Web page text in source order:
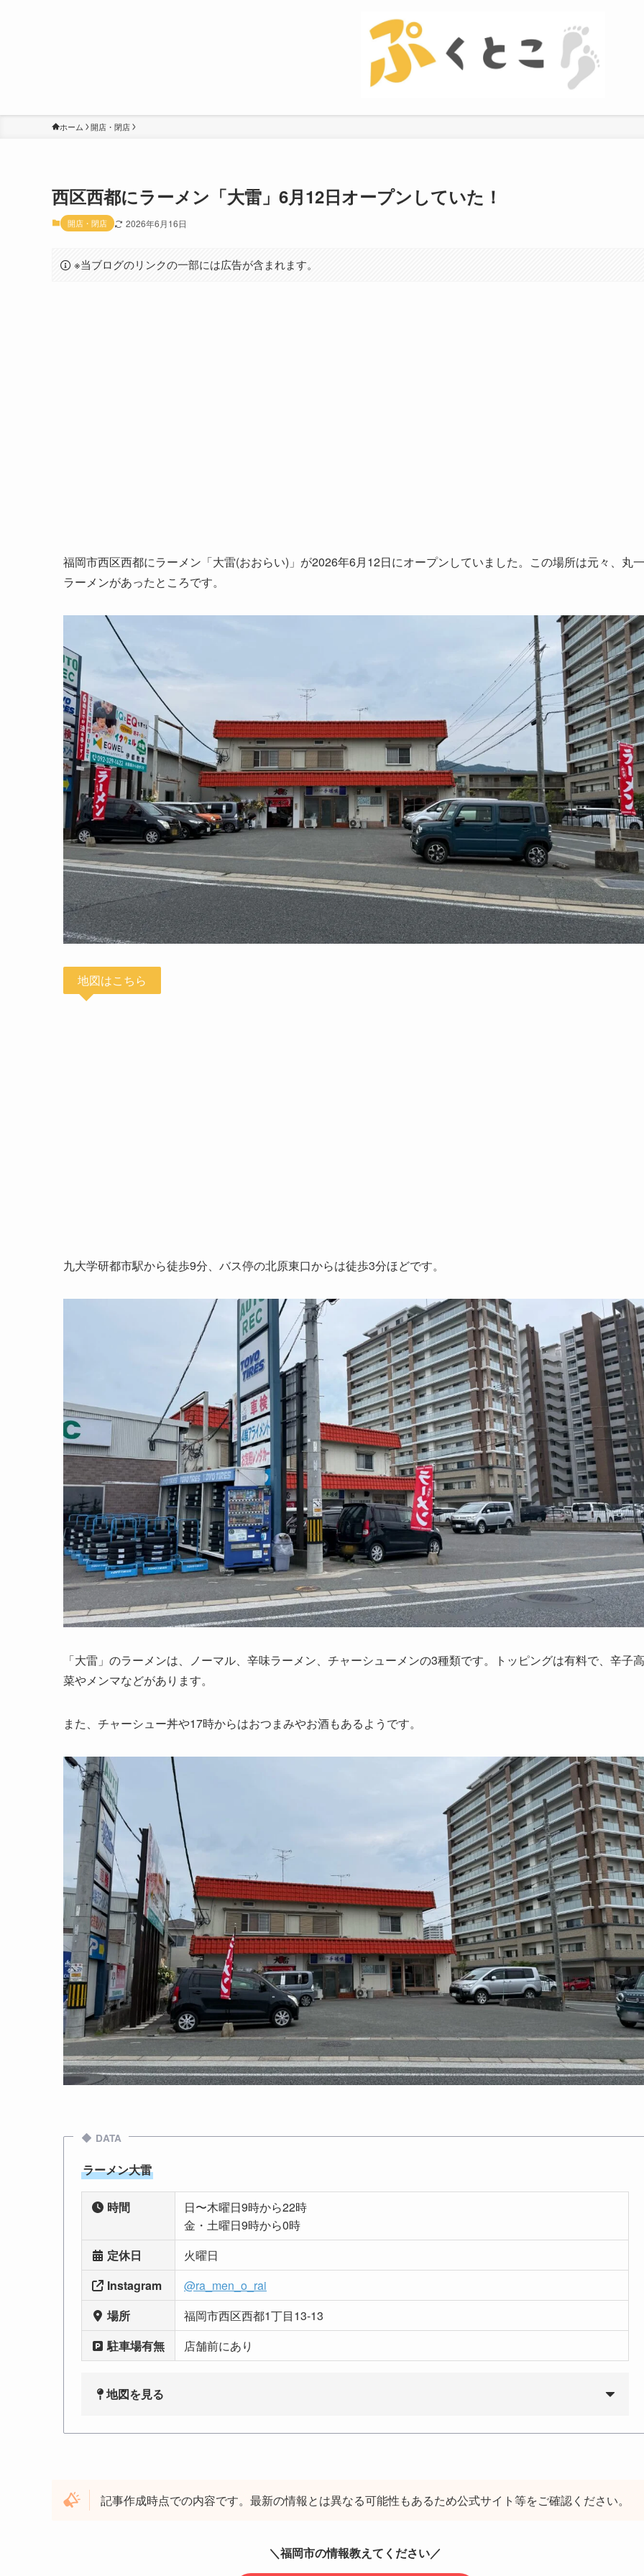
ホーム 開店・閉店
西区西都にラーメン「大雷」6月12日オープンしていた！
開店・閉店 2026年6月16日
※当ブログのリンクの一部には広告が含まれます。
福岡市西区西都にラーメン「大雷(おおらい)」が2026年6月12日にオープンしていました。この場所は元々、丸一
ラーメンがあったところです。
地図はこちら
九大学研都市駅から徒歩9分、バス停の北原東口からは徒歩3分ほどです。
「大雷」のラーメンは、ノーマル、辛味ラーメン、チャーシューメンの3種類です。トッピングは有料で、辛子高
菜やメンマなどがあります。
また、チャーシュー丼や17時からはおつまみやお酒もあるようです。
DATA
ラーメン大雷
時間
日〜木曜日9時から22時
金・土曜日9時から0時
定休日
火曜日
Instagram
@ra_men_o_rai
場所
福岡市西区西都1丁目13-13
駐車場有無
店舗前にあり
地図を見る
記事作成時点での内容です。最新の情報とは異なる可能性もあるため公式サイト等をご確認ください。
＼福岡市の情報教えてください／